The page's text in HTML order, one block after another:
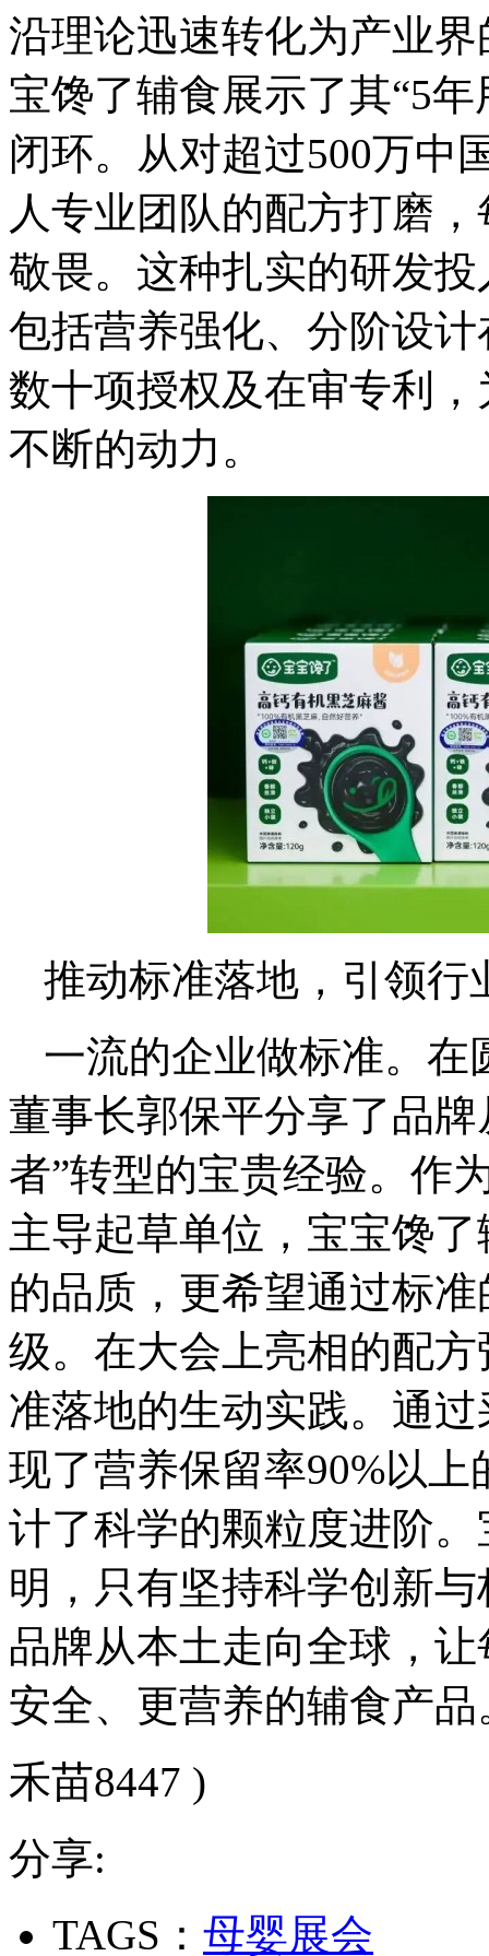
沿理论迅速转化为产业
宝馋了辅食展示了其“5
闭环。从对超过500万中
人专业团队的配方打磨
敬畏。这种扎实的研发
包括营养强化、分阶设
数十项授权及在审专利
不断的动力。
推动标准落地，引领行
一流的企业做标准。在
董事长郭保平分享了品
者”转型的宝贵经验。作
主导起草单位，宝宝馋
的品质，更希望通过标
级。在大会上亮相的配
准落地的生动实践。通
现了营养保留率90%以
计了科学的颗粒度进阶
明，只有坚持科学创新
品牌从本土走向全球，
安全、更营养的辅食产品
禾苗8447 )
分享:
TAGS： 母婴展会